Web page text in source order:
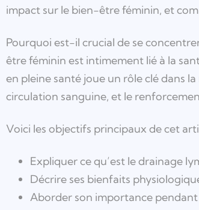
impact sur le bien-être féminin, et
Pourquoi est-il crucial de se
être féminin est intimement lié à la
en pleine santé joue un rôle clé dans
circulation sanguine, et le
Voici les objectifs principaux de cet
Expliquer ce qu’est le drainage
Décrire ses bienfaits
Aborder son importance pendant